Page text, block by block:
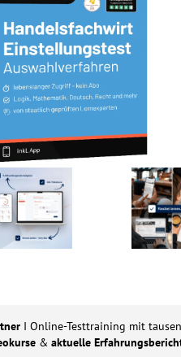
I Online-Testtraining mit
& aktuelle